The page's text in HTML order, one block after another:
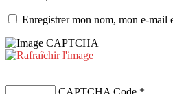
Enregistrer mon nom, mon e-mail
CAPTCHA Code *